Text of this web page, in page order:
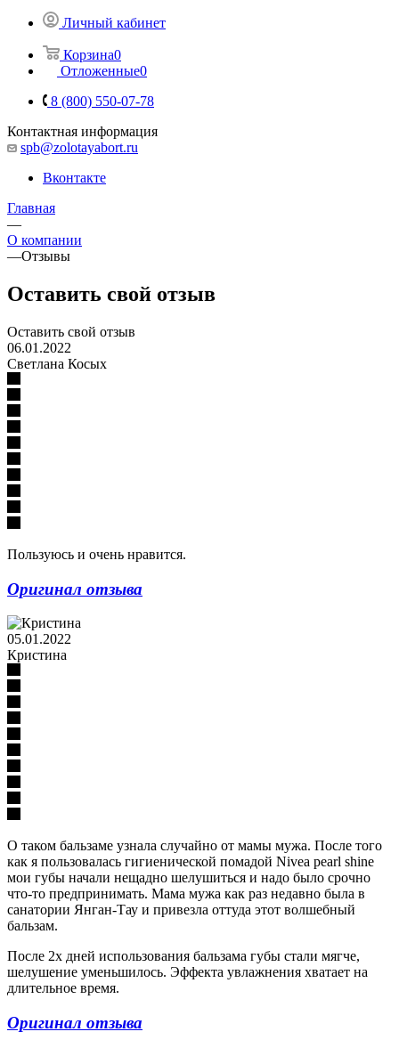
Личный кабинет
Корзина0
Отложенные0
8 (800) 550-07-78
Контактная информация
spb@zolotayabort.ru
Вконтакте
Главная
—
О компании
—Отзывы
Оставить свой отзыв
Оставить свой отзыв
06.01.2022
Светлана Косых
Пользуюсь и очень нравится.
Оригинал отзыва
05.01.2022
Кристина
О таком бальзаме узнала случайно от мамы мужа. После того
как я пользовалась гигиенической помадой Nivea pearl shine
мои губы начали нещадно шелушиться и надо было срочно
что-то предпринимать. Мама мужа как раз недавно была в
санатории Янган-Тау и привезла оттуда этот волшебный
бальзам.
После 2х дней использования бальзама губы стали мягче,
шелушение уменьшилось. Эффекта увлажнения хватает на
длительное время.
Оригинал отзыва